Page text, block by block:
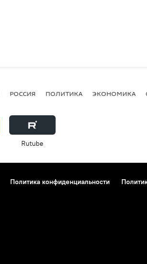
РОССИЯ ПОЛИТИКА ЭКОНОМИКА
Rutube
Политика конфиденциальности